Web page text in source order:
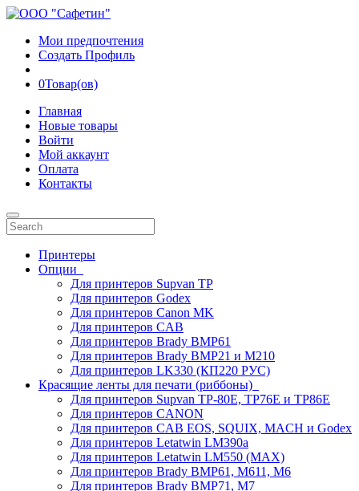
Мои предпочтения
Создать Профиль
0Товар(ов)
Главная
Новые товары
Войти
Мой аккаунт
Оплата
Контакты
Принтеры
Опции
Для принтеров Supvan TP
Для принтеров Godex
Для принтеров Canon MK
Для принтеров CAB
Для принтеров Brady BMP61
Для принтеров Brady BMP21 и M210
Для принтеров LK330 (КП220 РУС)
Красящие ленты для печати (риббоны)
Для принтеров Supvan TP-80E, TP76E и TP86E
Для принтеров CANON
Для принтеров CAB EOS, SQUIX, MACH и Godex
Для принтеров Letatwin LM390a
Для принтеров Letatwin LM550 (MAX)
Для принтеров Brady BMP61, M611, M6
Для принтеров Brady BMP71, M7